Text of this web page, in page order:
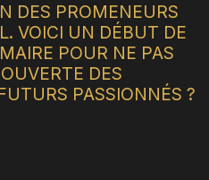
DES PROMENEURS
VOICI UN DÉBUT DE
POUR NE PAS
DES
PASSIONNÉS ?